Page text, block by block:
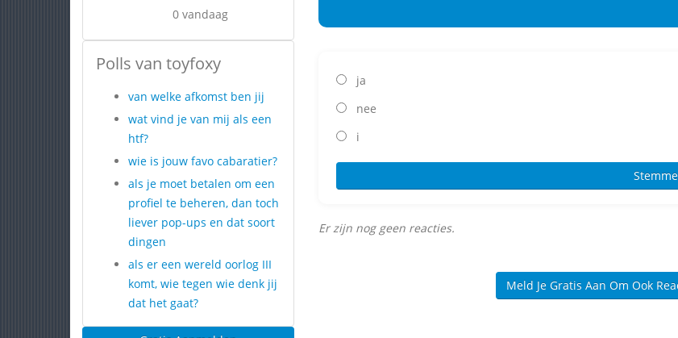
0 vandaag
Polls van toyfoxy
van welke afkomst ben jij
wat vind je van mij als een
htf?
wie is jouw favo cabaratier?
als je moet betalen om een
profiel te beheren, dan toch
liever pop-ups en dat soort
dingen
als er een wereld oorlog III
komt, wie tegen wie denk jij
dat het gaat?
ja
nee
i
Er zijn nog geen reacties.
Meld Je Gratis Aan Om Ook